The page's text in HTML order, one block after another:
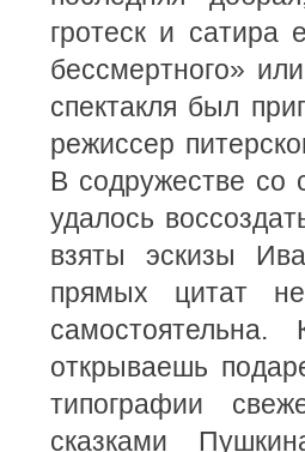
гротеск и сатира
бессмертного»
спектакля был
режиссер
В содружестве
удалось
взяты эскизы
прямых цитат
самостоятельна.
открываешь
типографии
сказками